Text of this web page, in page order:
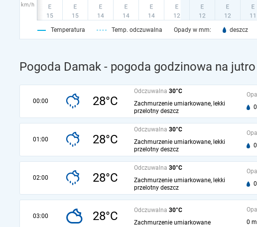
km/h
Temperatura Temp. odczuwalna Opady w mm: deszcz
Pogoda Damak - pogoda godzinowa na jutro
00:00 28°C
Odczuwalna 30°C
Zachmurzenie umiarkowane, lekki
przelotny deszcz
01:00 28°C
Odczuwalna 30°C
Zachmurzenie umiarkowane, lekki
przelotny deszcz
02:00 28°C
Odczuwalna 30°C
Zachmurzenie umiarkowane, lekki
przelotny deszcz
03:00 28°C Odczuwalna 30°C
Zachmurzenie umiarkowane
0